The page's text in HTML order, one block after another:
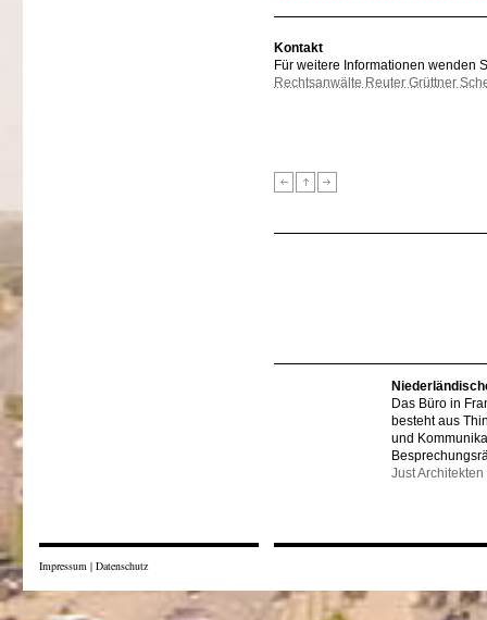
Kontakt
Für weitere Informationen wenden
Rechtsanwälte Reuter Grüttner
Das Büro in
besteht aus
und
Just Architekten
Impressum | Datenschutz